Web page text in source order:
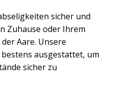
sicher und
Zuhause oder Ihrem
Aare. Unsere
ausgestattet, um
sicher zu